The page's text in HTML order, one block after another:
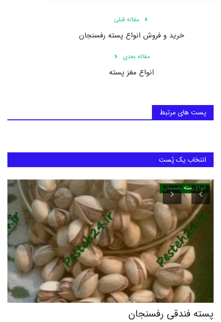
مقاله قبلی
خرید و فروش انواع پسته رفسنجان
مقاله بعدی
انواع مغز پسته
پست های مرتبط
انتخاب یک پُست
انواع پسته رفسنجان
پسته فندقی رفسنجان